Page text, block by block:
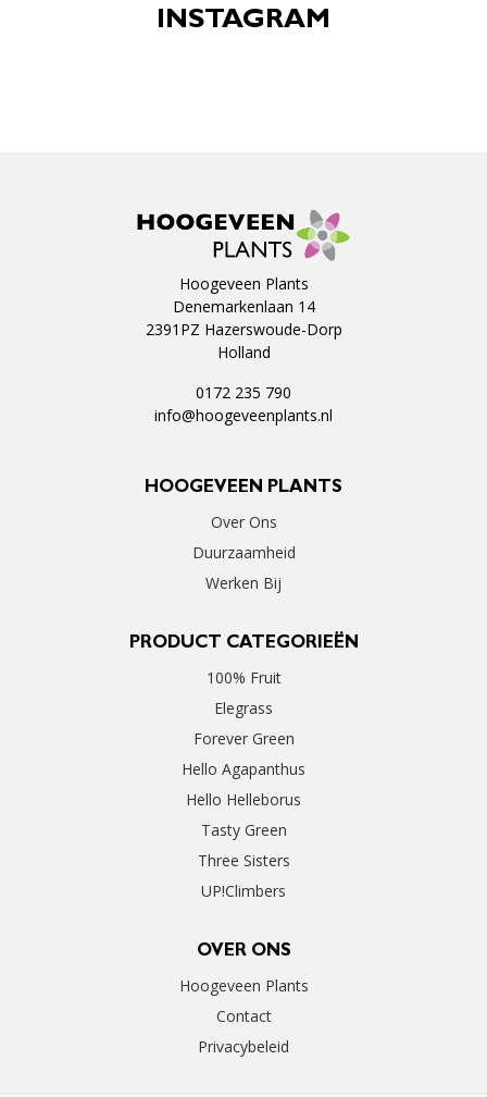
INSTAGRAM
Hoogeveen Plants
Denemarkenlaan 14
2391PZ Hazerswoude-Dorp
Holland
0172 235 790
info@hoogeveenplants.nl
HOOGEVEEN PLANTS
Over Ons
Duurzaamheid
Werken Bij
PRODUCT CATEGORIEËN
100% Fruit
Elegrass
Forever Green
Hello Agapanthus
Hello Helleborus
Tasty Green
Three Sisters
UP!Climbers
OVER ONS
Hoogeveen Plants
Contact
Privacybeleid